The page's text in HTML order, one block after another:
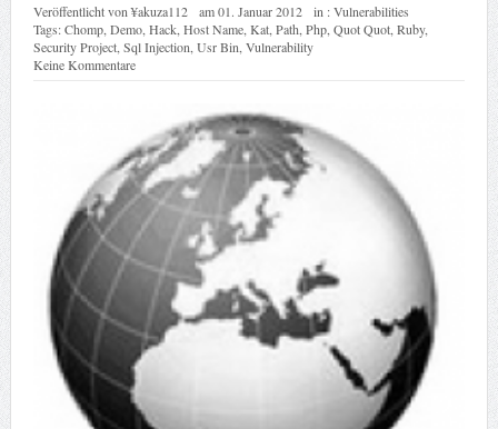
Veröffentlicht von¥akuza112 am01. Januar 2012 in :Vulnerabilities
Tags:Chomp, Demo, Hack, Host Name, Kat, Path Php, Quot Quot, Ruby,
Security Project, Sql Injection Usr Bin Vulnerability
Keine Kommentare